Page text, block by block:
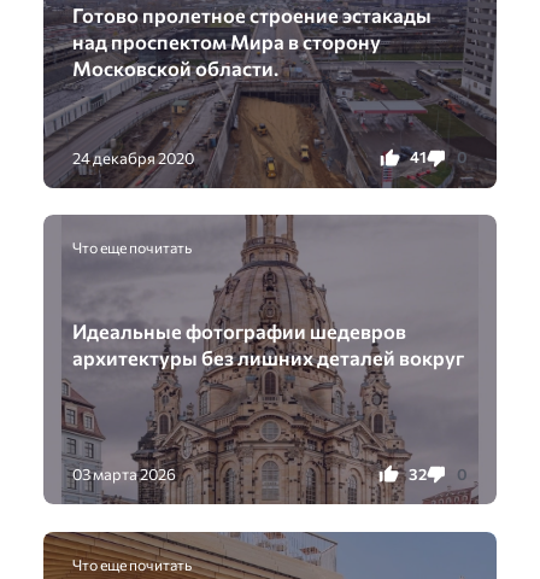
Готово пролетное строение эстакады
над проспектом Мира в сторону
Московской области.
24 декабря 2020 41 0
Что еще почитать
Идеальные фотографии шедевров
архитектуры без лишних деталей вокруг
03 марта 2026 32 0
Что еще почитать